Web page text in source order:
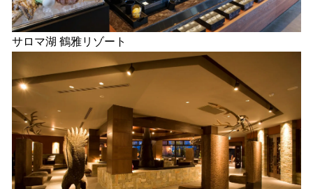
サロマ湖 鶴雅リゾート